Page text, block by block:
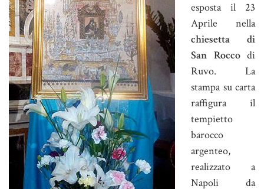
esposta il 23
Aprile nella
chiesetta di
San Roccodi
Ruvo. La
stampa su carta
raffigura il
tempietto
barocco
argenteo,
realizzato a
Napoli da